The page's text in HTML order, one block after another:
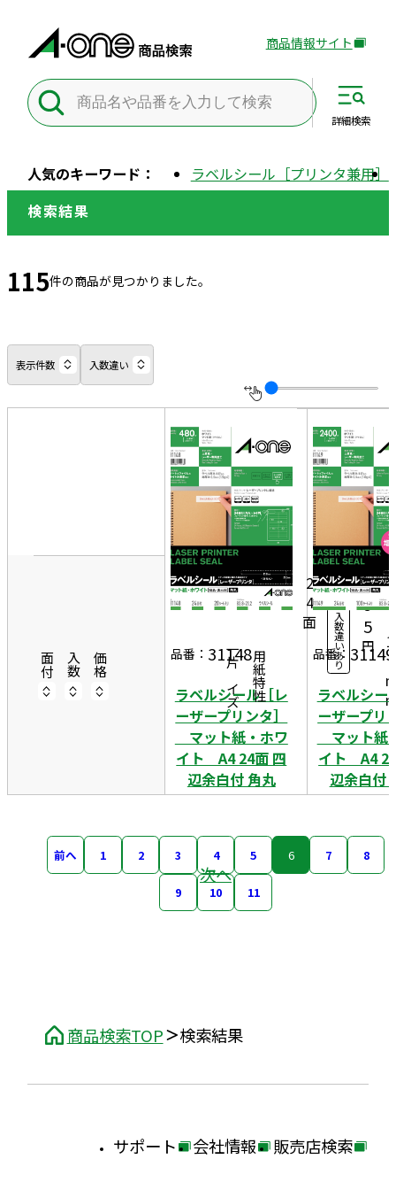
外
サ
別
す
商品情報サイト
人気のキーワード： ラベルシール［プリンタ兼用］
詳細検索
商品検索TOP 検索結果
検索結果
115件の商品が見つかりました。
表示件数 入数違い
示
面付 入数 価格 一片サイズ用紙特性
品番： 31148
ラベルシール［レ
ーザープリンタ］
マット紙・ホワ
イト A4 24面 四
辺余白付 角丸
2
4
面
シ
ー
ト
入
数
違
い
あ
り
1,
5
9
5
円
8
8
2
品番： 31149
ラベルシー
ーザープリ
マット紙
イト A4
辺余白付
前へ 1 2 3 4 5 6 7 8
9 10 11
次へ
外
サポート
外
会社情報
外
販売店検索